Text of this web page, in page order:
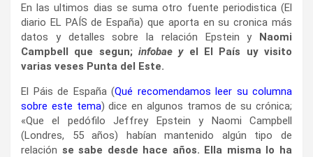
En las ultimos dias se suma otro fuente periodistica (El
diario EL PAÍS de España) que aporta en su cronica más
datos y detalles sobre la relación Epstein y Naomi
Campbell que segun; infobae yel El País uy visito
varias veses Punta del Este.
El Páis de España (Qué recomendamos leer su columna
sobre este tema) dice en algunos tramos de su crónica;
«Que el pedófilo Jeffrey Epstein y Naomi Campbell
(Londres, 55 años) habían mantenido algún tipo de
relación se sabe desde hace años. Ella misma lo ha